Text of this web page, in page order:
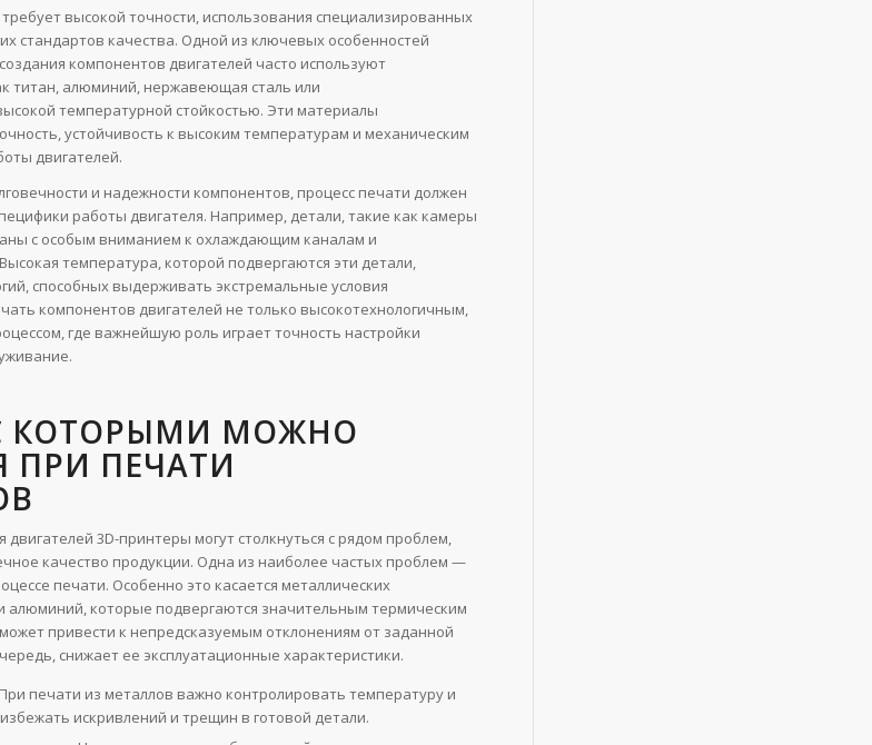
высокой точности, использования специализированных
стандартов качества. Одной из ключевых особенностей
компонентов двигателей часто используют
титан, алюминий, нержавеющая сталь или
температурной стойкостью. Эти материалы
устойчивость к высоким температурам и механическим
двигателей.
и надежности компонентов, процесс печати должен
работы двигателя. Например, детали, такие как камеры
с особым вниманием к охлаждающим каналам и
температура, которой подвергаются эти детали,
способных выдерживать экстремальные условия
компонентов двигателей не только высокотехнологичным,
где важнейшую роль играет точность настройки
КОТОРЫМИ МОЖНО
ПРИ ПЕЧАТИ
3D-принтеры могут столкнуться с рядом проблем,
качество продукции. Одна из наиболее частых проблем —
печати. Особенно это касается металлических
алюминий, которые подвергаются значительным термическим
привести к непредсказуемым отклонениям от заданной
снижает ее эксплуатационные характеристики.
При печати из металлов важно контролировать температуру и
искривлений и трещин в готовой детали.